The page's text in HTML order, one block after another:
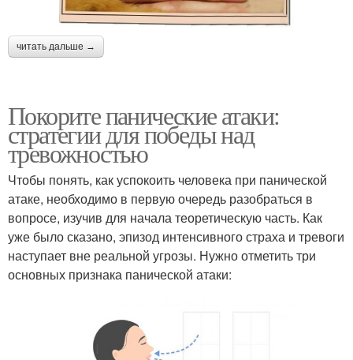
читать дальше →
Покорите панические атаки:
стратегии для победы над
тревожностью
Чтобы понять, как успокоить человека при панической
атаке, необходимо в первую очередь разобраться в
вопросе, изучив для начала теоретическую часть. Как
уже было сказано, эпизод интенсивного страха и тревоги
наступает вне реальной угрозы. Нужно отметить три
основных признака панической атаки: